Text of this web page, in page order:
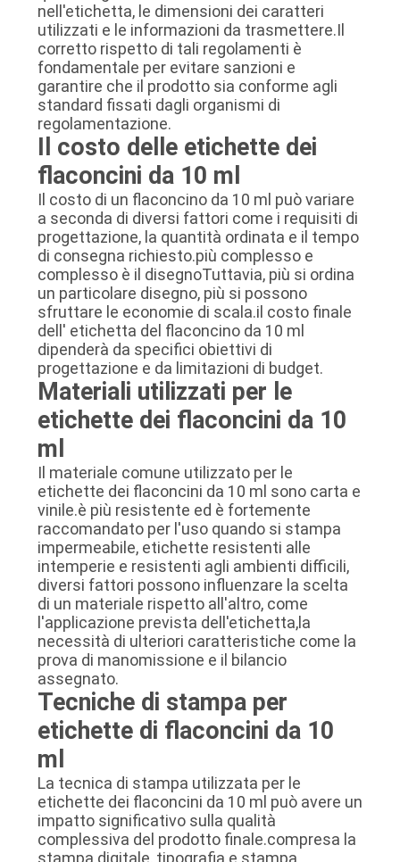
nell'etichetta, le dimensioni dei caratteri
utilizzati e le informazioni da trasmettere.Il
corretto rispetto di tali regolamenti è
fondamentale per evitare sanzioni e
garantire che il prodotto sia conforme agli
standard fissati dagli organismi di
regolamentazione.
Il costo delle etichette dei
flaconcini da 10 ml
Il costo di un flaconcino da 10 ml può variare
a seconda di diversi fattori come i requisiti di
progettazione, la quantità ordinata e il tempo
di consegna richiesto.più complesso e
complesso è il disegnoTuttavia, più si ordina
un particolare disegno, più si possono
sfruttare le economie di scala.il costo finale
dell' etichetta del flaconcino da 10 ml
dipenderà da specifici obiettivi di
progettazione e da limitazioni di budget.
Materiali utilizzati per le
etichette dei flaconcini da 10
ml
Il materiale comune utilizzato per le
etichette dei flaconcini da 10 ml sono carta e
vinile.è più resistente ed è fortemente
raccomandato per l'uso quando si stampa
impermeabile, etichette resistenti alle
intemperie e resistenti agli ambienti difficili,
diversi fattori possono influenzare la scelta
di un materiale rispetto all'altro, come
l'applicazione prevista dell'etichetta,la
necessità di ulteriori caratteristiche come la
prova di manomissione e il bilancio
assegnato.
Tecniche di stampa per
etichette di flaconcini da 10
ml
La tecnica di stampa utilizzata per le
etichette dei flaconcini da 10 ml può avere un
impatto significativo sulla qualità
complessiva del prodotto finale.compresa la
stampa digitale, tipografia e stampa